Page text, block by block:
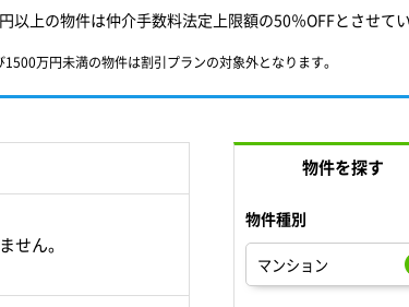
以上の物件は仲介手数料法定上限額の50％OFFとさせて
万円未満の物件は割引プランの対象外となります。
せん。
物件を探す
物件種別